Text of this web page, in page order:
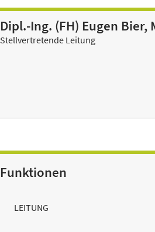
Dipl.-Ing. (FH) Eugen Bier,
Stellvertretende Leitung
Funktionen
LEITUNG